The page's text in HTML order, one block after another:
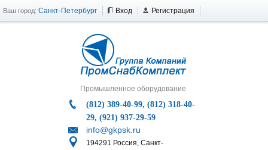
Ваш город: Санкт-Петербург Вход Регистрация
Промышленное оборудование
(812) 389-40-99, (812) 318-40-
29, (921) 937-29-59
info@gkpsk.ru
194291 Россия, Санкт-